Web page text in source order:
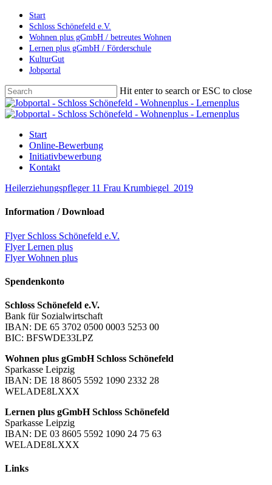
Skip
main
content
Start
Schloss Schönefeld e.V.
Wohnen plus gGmbH / betreutes Wohnen
Lernen plus gGmbH / Förderschule
KulturGut
Jobportal
Hit enter to search or ESC to close
Close
Search
Menu
Start
Online-Bewerbung
Initiativbewerbung
Kontakt
Heilerziehungspfleger 11 Frau Krumbiegel_2019
Information / Download
Flyer Schloss Schönefeld e.V.
Flyer Lernen plus
Flyer Wohnen plus
Spendenkonto
Schloss Schönefeld e.V.
Bank für Sozialwirtschaft
IBAN: DE 65 3702 0500 0003 5253 00
BIC: BFSWDE33LPZ
Wohnen plus gGmbH Schloss Schönefeld
Sparkasse Leipzig
IBAN: DE 18 8605 5592 1090 2332 28
WELADE8LXXX
Lernen plus gGmbH Schloss Schönefeld
Sparkasse Leipzig
IBAN: DE 03 8605 5592 1090 24 75 63
WELADE8LXXX
Links